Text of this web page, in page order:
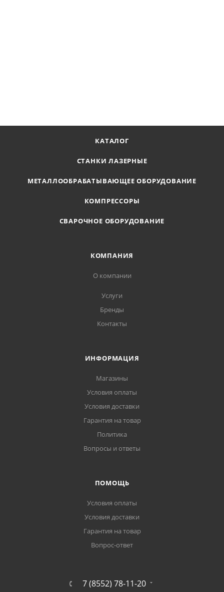
КАТАЛОГ
СТАНКИ ЛАЗЕРНЫЕ
МЕТАЛЛООБРАБАТЫВАЮЩЕЕ ОБОРУДОВАНИЕ
КОМПРЕССОРЫ
СВАРОЧНОЕ ОБОРУДОВАНИЕ
КОМПАНИЯ
О компании
Услуги
Бренды
Контакты
ИНФОРМАЦИЯ
Магазины
Условия оплаты
Условия доставки
Гарантия на товар
Политика
Вопросы и ответы
ПОМОЩЬ
Условия оплаты
Условия доставки
Гарантия на товар
Вопрос-ответ
7 (8552) 78-11-20